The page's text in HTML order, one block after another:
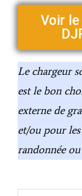
Voir
Le chargeur
est le bon
externe de
et/ou pour
randonnée